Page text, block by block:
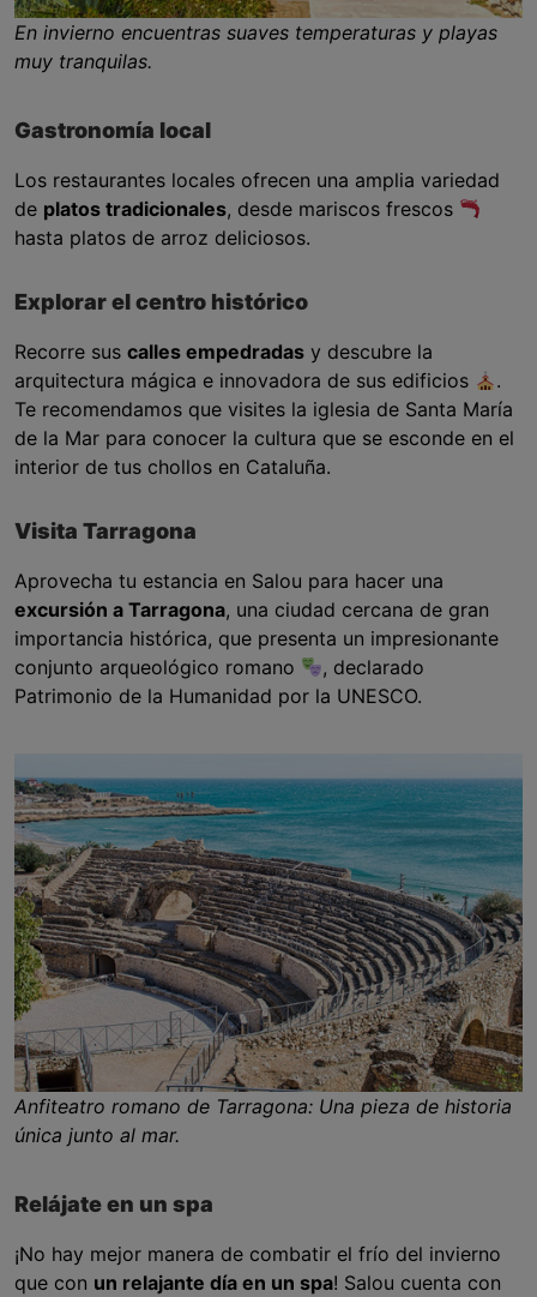
En invierno encuentras suaves temperaturas y playas
muy tranquilas.
Gastronomía local
Los restaurantes locales ofrecen una amplia variedad
de platos tradicionales, desde mariscos frescos
hasta platos de arroz deliciosos.
Explorar el centro histórico
Recorre sus calles empedradas y descubre la
arquitectura mágica e innovadora de sus edificios
.
Te recomendamos que visites la iglesia de Santa María
de la Mar para conocer la cultura que se esconde en el
interior de tus chollos en Cataluña.
Visita Tarragona
Aprovecha tu estancia en Salou para hacer una
excursión a Tarragona, una ciudad cercana de gran
importancia histórica, que presenta un impresionante
conjunto arqueológico romano
, declarado
Patrimonio de la Humanidad por la UNESCO.
Anfiteatro romano de Tarragona: Una pieza de historia
única junto al mar.
Relájate en un spa
¡No hay mejor manera de combatir el frío del invierno
que con un relajante día en un spa! Salou cuenta con